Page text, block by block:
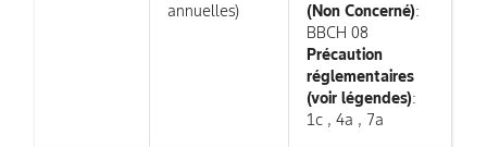
annuelles)
(Non Concerné):
BBCH 08
Précaution
réglementaires
(voir légendes):
1c , 4a , 7a